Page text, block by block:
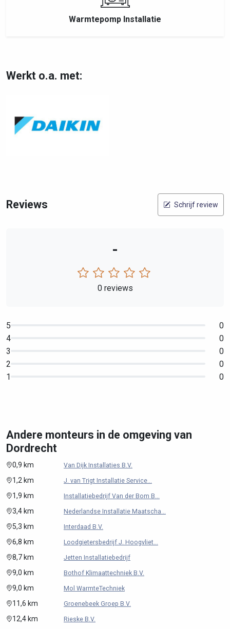
Warmtepomp Installatie
Werkt o.a. met:
Reviews Schrijf review
-
0 reviews
5
0
4
0
3
0
2
0
1
0
Andere monteurs in de omgeving van
Dordrecht
0,9 km Van Dijk Installaties B.V.
1,2 km J. van Trigt Installatie Service...
1,9 km Installatiebedrijf Van der Bom B...
3,4 km Nederlandse Installatie Maatscha...
5,3 km Interdaad B.V.
6,8 km Loodgietersbedrijf J. Hoogvliet...
8,7 km Jetten Installatiebedrijf
9,0 km Bothof Klimaattechniek B.V.
9,0 km Mol WarmteTechniek
11,6 km Groenebeek Groep B.V.
12,4 km Rieske B.V.